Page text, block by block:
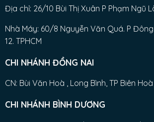
Địa chỉ: 26/10 Bùi Thị Xuân P Phạm Ngũ
Nhà Máy: 60/8 Nguyễn Văn Quá. P
12. TPHCM
CHI NHÁNH ĐỒNG NAI
CN: Bùi Văn Hoà , Long Bình, TP Biên
CHI NHÁNH BÌNH DƯƠNG